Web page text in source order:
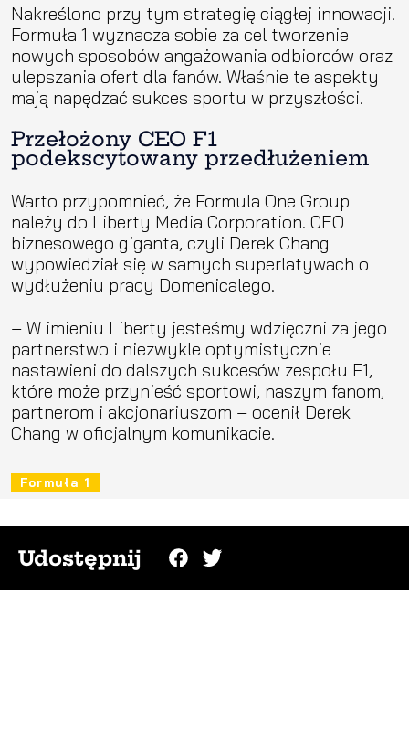
Nakreślono przy tym strategię ciągłej innowacji.
Formuła 1 wyznacza sobie za cel tworzenie
nowych sposobów angażowania odbiorców oraz
ulepszania ofert dla fanów. Właśnie te aspekty
mają napędzać sukces sportu w przyszłości.
Przełożony CEO F1
podekscytowany przedłużeniem
Warto przypomnieć, że Formula One Group
należy do Liberty Media Corporation. CEO
biznesowego giganta, czyli Derek Chang
wypowiedział się w samych superlatywach o
wydłużeniu pracy Domenicalego.
– W imieniu Liberty jesteśmy wdzięczni za jego
partnerstwo i niezwykle optymistycznie
nastawieni do dalszych sukcesów zespołu F1,
które może przynieść sportowi, naszym fanom,
partnerom i akcjonariuszom – ocenił Derek
Chang w oficjalnym komunikacie.
Formuła 1
Udostępnij